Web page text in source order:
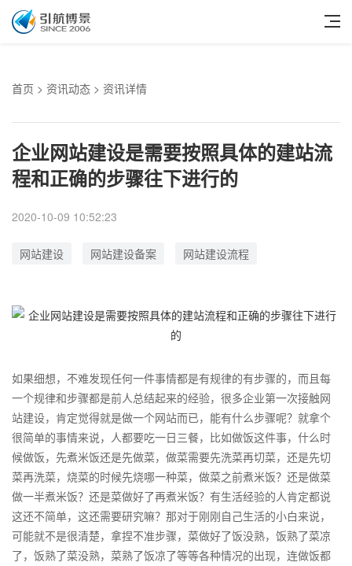
首页 > 资讯动态 > 资讯详情
企业网站建设是需要按照具体的建站流
程和正确的步骤往下进行的
2020-10-09 10:52:23
网站建设 网站建设备案 网站建设流程
如果细想，不难发现任何一件事情都是有规律的有步骤的，而且每
一个规律和步骤都是前人总结起来的经验，很多企业第一次接触网
站建设，肯定觉得就是做一个网站而已，能有什么步骤呢？就拿个
很简单的事情来说，人都要吃一日三餐，比如做饭这件事，什么时
候做饭，先煮米饭还是先做菜，做菜需要先洗菜再切菜，还是先切
菜再洗菜，烧菜的时候先烧哪一种菜，做菜之前煮米饭？还是做菜
做一半煮米饭？还是菜做好了再煮米饭？有生活经验的人肯定都说
这还不简单，这还需要研究嘛？那对于刚刚自己生活的小白来说，
可能就不是很清楚，拿捏不准步骤，菜做好了饭没熟，饭熟了菜凉
了，饭熟了菜没熟，菜熟了饭凉了等等各种情况的出现，连做饭都